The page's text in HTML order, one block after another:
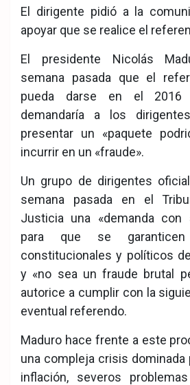
El dirigente pidió a la
apoyar que se realice el
El presidente Nicolás
semana pasada que el
pueda darse en el 2016
demandaría a los
presentar un «paquete
incurrir en un «fraude».
Un grupo de dirigentes
semana pasada en el
Justicia una «demanda con
para que se
constitucionales y políticos
y «no sea un fraude brutal
autorice a cumplir con la
eventual referendo.
Maduro hace frente a este
una compleja crisis dominada
inflación, severos